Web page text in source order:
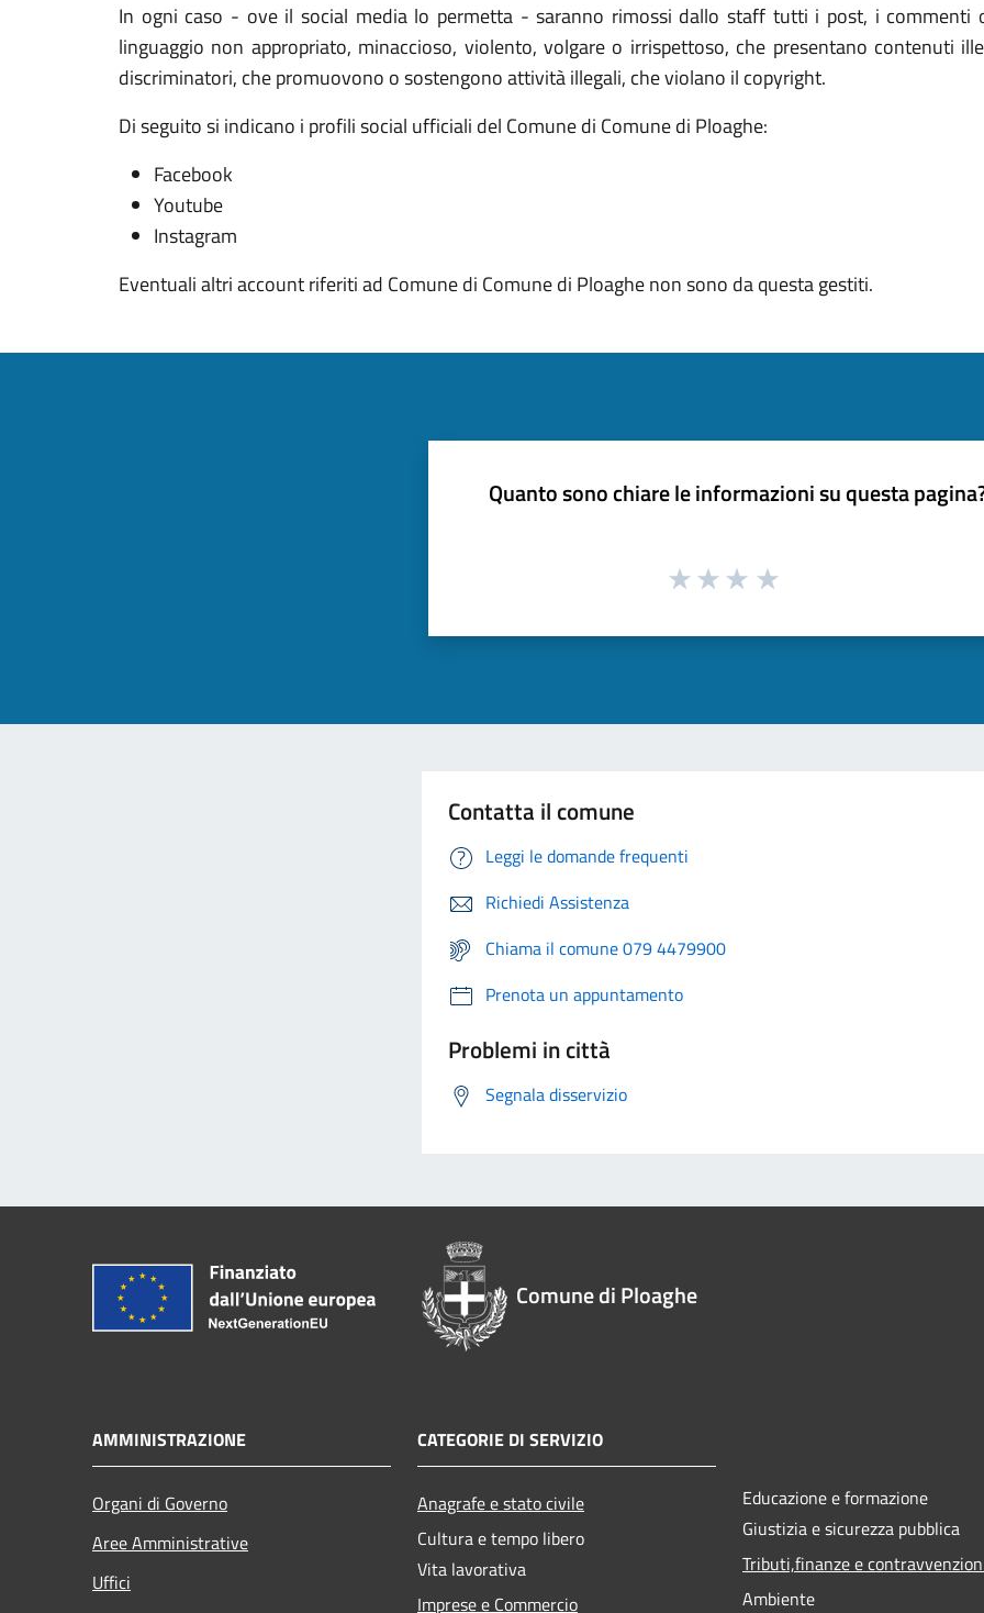
In ogni caso - ove il social media lo permetta - saranno rimossi dallo staff tutti i post, i commenti
linguaggio non appropriato, minaccioso, violento, volgare o irrispettoso, che presentano contenuti
discriminatori, che promuovono o sostengono attività illegali, che violano il copyright.
Di seguito si indicano i profili social ufficiali del Comune di Comune di Ploaghe:
Facebook
Youtube
Instagram
Eventuali altri account riferiti ad Comune di Comune di Ploaghe non sono da questa gestiti.
Quanto sono chiare le informazioni su questa
Contatta il comune
Leggi le domande frequenti
Richiedi Assistenza
Chiama il comune 079 4479900
Prenota un appuntamento
Problemi in città
Segnala disservizio
Comune di Ploaghe
AMMINISTRAZIONE
Organi di Governo
Aree Amministrative
Uffici
CATEGORIE DI SERVIZIO
Anagrafe e stato civile
Cultura e tempo libero
Vita lavorativa
Imprese e Commercio
Educazione e formazione
Giustizia e sicurezza pubblica
Tributi,finanze e
Ambiente